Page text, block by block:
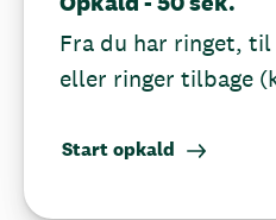
Fra du har ringet,
eller ringer tilbage
Start opkald